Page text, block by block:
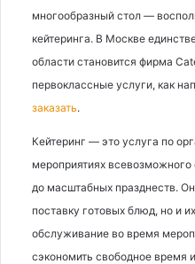
многообразный стол —
кейтеринга. В Москве
области становится фирма
первоклассные услуги, как
заказать.
Кейтеринг — это услуга по
мероприятиях всевозможного
до масштабных празднеств.
поставку готовых блюд, но и
обслуживание во время
сэкономить свободное время